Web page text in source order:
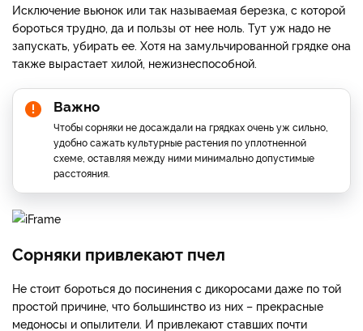
Исключение вьюнок или так называемая березка, с которой
бороться трудно, да и пользы от нее ноль. Тут уж надо не
запускать, убирать ее. Хотя на замульчированной грядке она
также вырастает хилой, нежизнеспособной.
Важно
Чтобы сорняки не досаждали на грядках очень уж сильно,
удобно сажать культурные растения по уплотненной
схеме, оставляя между ними минимально допустимые
расстояния.
Сорняки привлекают пчел
Не стоит бороться до посинения с дикоросами даже по той
простой причине, что большинство из них – прекрасные
медоносы и опылители. И привлекают ставших почти